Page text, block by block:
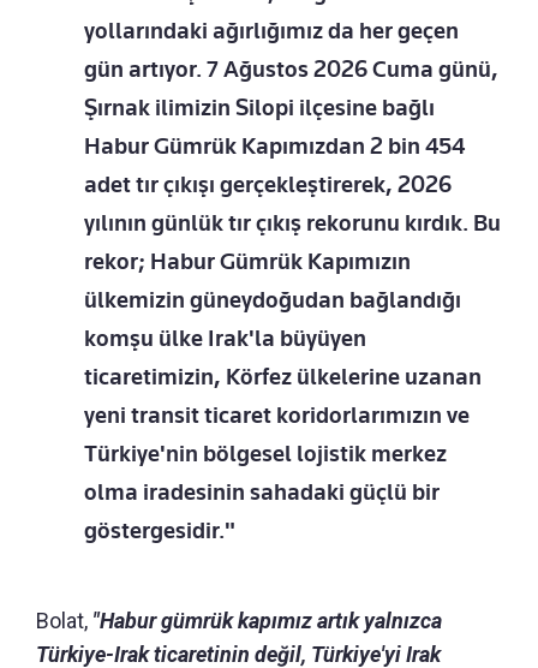
yollarındaki ağırlığımız da her geçen
gün artıyor. 7 Ağustos 2026 Cuma günü,
Şırnak ilimizin Silopi ilçesine bağlı
Habur Gümrük Kapımızdan 2 bin 454
adet tır çıkışı gerçekleştirerek, 2026
yılının günlük tır çıkış rekorunu kırdık. Bu
rekor; Habur Gümrük Kapımızın
ülkemizin güneydoğudan bağlandığı
komşu ülke Irak'la büyüyen
ticaretimizin, Körfez ülkelerine uzanan
yeni transit ticaret koridorlarımızın ve
Türkiye'nin bölgesel lojistik merkez
olma iradesinin sahadaki güçlü bir
göstergesidir."
Bolat, "Habur gümrük kapımız artık yalnızca
Türkiye-Irak ticaretinin değil, Türkiye'yi Irak